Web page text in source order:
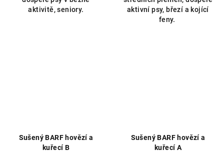
aktivitě, seniory.
aktivní psy, březí a kojící
feny.
Sušený BARF hovězí a
kuřecí B
Sušený BARF hovězí a
kuřecí A